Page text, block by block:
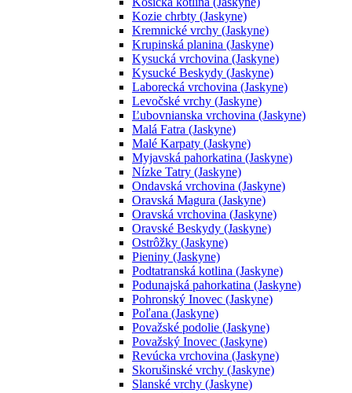
Kozie chrbty (Jaskyne)
Kremnické vrchy (Jaskyne)
Krupinská planina (Jaskyne)
Kysucká vrchovina (Jaskyne)
Kysucké Beskydy (Jaskyne)
Laborecká vrchovina (Jaskyne)
Levočské vrchy (Jaskyne)
Ľubovnianska vrchovina (Jaskyne)
Malá Fatra (Jaskyne)
Malé Karpaty (Jaskyne)
Myjavská pahorkatina (Jaskyne)
Nízke Tatry (Jaskyne)
Ondavská vrchovina (Jaskyne)
Oravská Magura (Jaskyne)
Oravská vrchovina (Jaskyne)
Oravské Beskydy (Jaskyne)
Ostrôžky (Jaskyne)
Pieniny (Jaskyne)
Podtatranská kotlina (Jaskyne)
Podunajská pahorkatina (Jaskyne)
Pohronský Inovec (Jaskyne)
Poľana (Jaskyne)
Považské podolie (Jaskyne)
Považský Inovec (Jaskyne)
Revúcka vrchovina (Jaskyne)
Skorušinské vrchy (Jaskyne)
Slanské vrchy (Jaskyne)